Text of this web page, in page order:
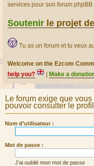
services pour son forum phpBB
Soutenir le projet
Tu as un forum et tu veux
Welcome on the Ezcom
help you?
Make a
Le forum exige que
pouvoir consulter le
Nom d’utilisateur :
Mot de passe :
J’ai oublié mon mot de passe